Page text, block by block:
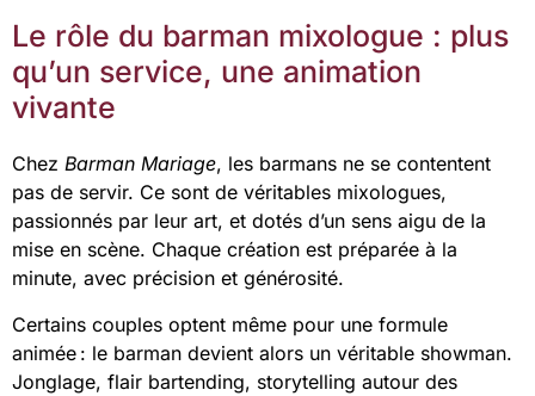
Le rôle du barman mixologue : plus
qu’un service, une animation
vivante
Chez Barman Mariage, les barmans ne se contentent
pas de servir. Ce sont de véritables mixologues,
passionnés par leur art, et dotés d’un sens aigu de la
mise en scène. Chaque création est préparée à la
minute, avec précision et générosité.
Certains couples optent même pour une formule
animée : le barman devient alors un véritable showman.
Jonglage, flair bartending, storytelling autour des